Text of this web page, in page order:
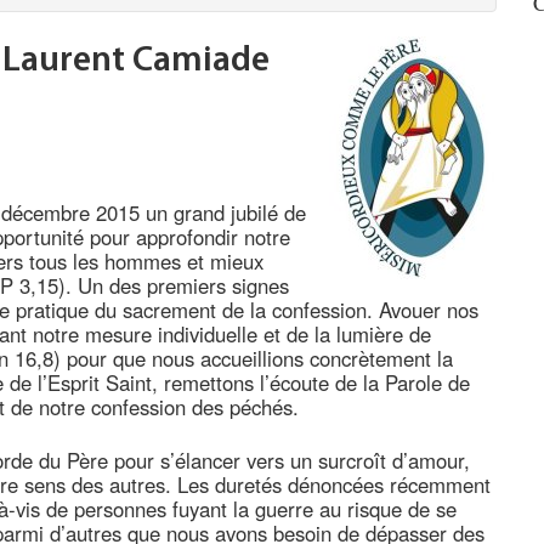
Camiade
2015 un grand jubilé de
pour approfondir notre
tous les hommes et mieux
3,15). Un des premiers signes
du sacrement de la confession. Avouer nos
notre mesure individuelle et de la lumière de
16,8) pour que nous accueillions concrètement la
l’Esprit Saint, remettons l’écoute de la Parole de
notre confession des péchés.
du Père pour s’élancer vers un surcroît d’amour,
sens des autres. Les duretés dénoncées récemment
vis de personnes fuyant la guerre au risque de se
d’autres que nous avons besoin de dépasser des